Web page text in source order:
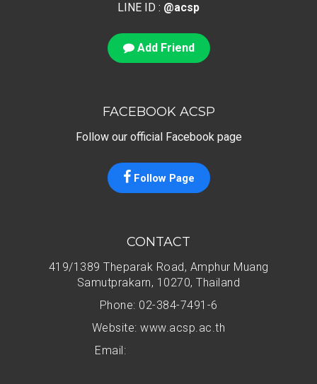
LINE ID : @acsp
Add Friend
FACEBOOK ACSP
Follow our official Facebook page
Follow Page
CONTACT
419/1389 Theparak Road, Amphur Muang
Samutprakarn, 10270, Thailand
Phone: 02-384-7491-6
Website: www.acsp.ac.th
Email: